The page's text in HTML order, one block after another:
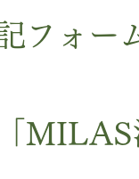
フォー
MILAS